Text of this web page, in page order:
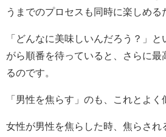
うまでのプロセスも同時に楽しめる
「どんなに美味しいんだろう？」
がら順番を待っていると、さらに最
るのです。
「男性を焦らす」のも、これとよく
女性が男性を焦らした時、焦らされ